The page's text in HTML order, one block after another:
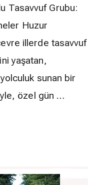
Tasavvuf Grubu:
Huzur
illerde tasavvuf
yaşatan,
sunan bir
özel gün …